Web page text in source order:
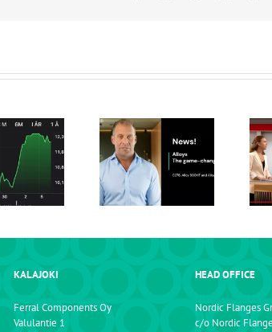
Nordic Flanges
erbjuder nu flänsar
i C276, Alloy
800HT och Alloy
825
Intervju med
Frederik von
Sterneck i Dagens
KALAJOKI
Ferral Components Oy
Valulantie 1
HEAD OFFICE
Nordic Flanges
c/o Nordic